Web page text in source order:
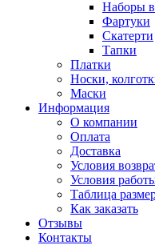
Наборы
Фартуки
Скатерти
Тапки
Платки
Носки,
Маски
Информация
О компании
Оплата
Доставка
Условия
Условия
Таблица
Как заказать
Отзывы
Контакты